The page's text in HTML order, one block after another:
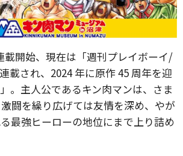
載開始、現在は「週刊プレイボーイ/
載され、2024 年に原作 45 周年を迎
。主人公であるキン肉マンは、さま
闘を繰り広げては友情を深め、やが
最強ヒーローの地位にまで上り詰め